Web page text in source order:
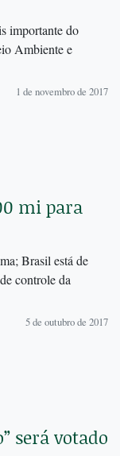
importante do
Ambiente e
1 de novembro de 2017
mi para
Brasil está de
controle da
5 de outubro de 2017
será votado